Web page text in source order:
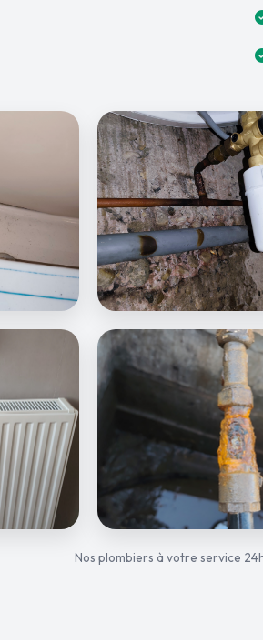
Nos plombiers à votre service